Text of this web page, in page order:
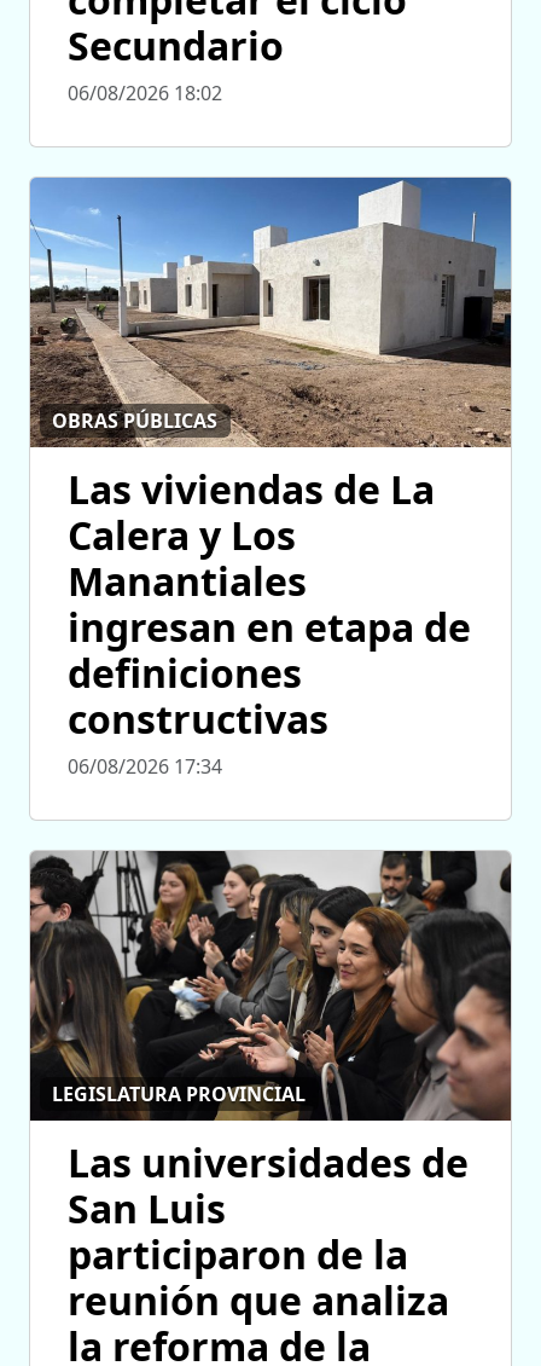
Secundario
06/08/2026 18:02
OBRAS PÚBLICAS
Las viviendas de La
Calera y Los
Manantiales
ingresan en etapa de
definiciones
constructivas
06/08/2026 17:34
LEGISLATURA PROVINCIAL
Las universidades de
San Luis
participaron de la
reunión que analiza
la reforma de la